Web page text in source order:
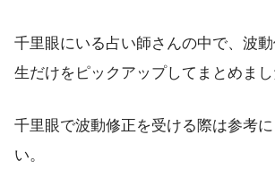
愛知
千里眼にいる占い師さんの中で、波
生だけをピックアップしてまとめまし
千里眼で波動修正を受ける際は参考
い。